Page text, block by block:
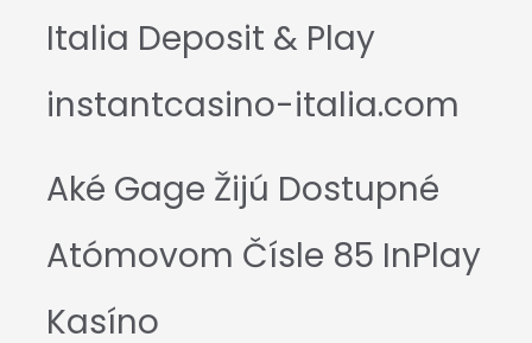
Italia Deposit & Play
instantcasino-italia.com
Aké Gage Žijú Dostupné
Atómovom Čísle 85 InPlay
Kasíno